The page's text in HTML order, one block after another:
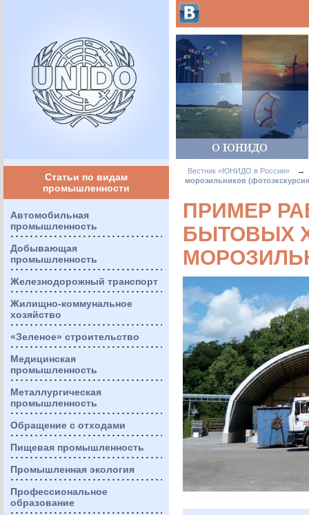
Статьи по видам
промышленности
Автомобильная
промышленность
Добывающая
промышленность
Железнодорожный транспорт
Жилищно-коммунальное
хозяйство
«Зеленое» строительство
Медицинская
промышленность
Металлургическая
промышленность
Обращение с отходами
Пищевая промышленность
Промышленная экология
Профессиональное
образование
Вестник «ЮНИДО в России»
→
морозильников
ПРИМЕР
БЫТОВЫХ